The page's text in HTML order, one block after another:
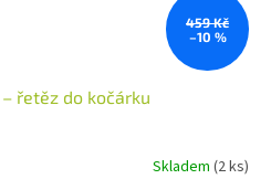
459 Kč
–10 %
řetěz do kočárku
Skladem (2 ks)